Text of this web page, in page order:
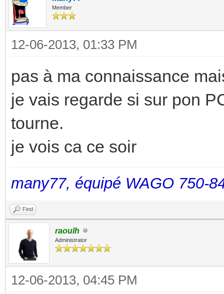
Member
12-06-2013, 01:33 PM
pas à ma connaissance
je vais regarde si sur pon
tourne.
je vois ca ce soir
many77, équipé WAGO 750-
Find
raoulh
Administrator
12-06-2013, 04:45 PM